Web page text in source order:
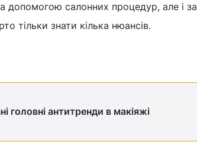
допомогою салонних процедур, але і за
тільки знати кілька нюансів.
головні антитренди в макіяжі